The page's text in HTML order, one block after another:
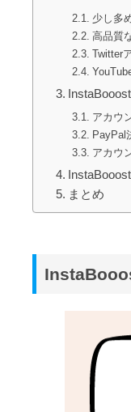
少し多
高品質
Twitter
アカウ
PayPal
アカウ
まとめ